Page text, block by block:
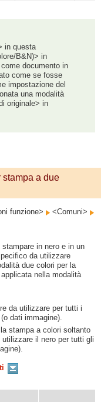
in questa
B&N)> in
documento in
come se fosse
impostazione del
una modalità
originale> in
a due
funzione>
<Comuni>
in nero e in un
da utilizzare
due colori per la
nella modalità
da utilizzare per tutti i
dati immagine).
stampa a colori soltanto
il nero per tutti gli